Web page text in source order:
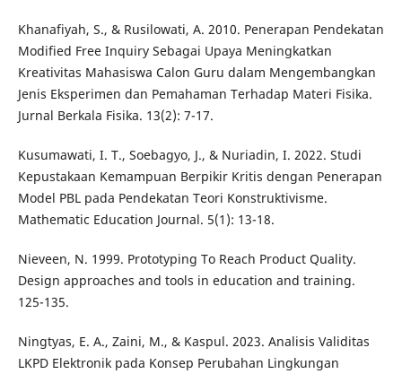
Khanafiyah, S., & Rusilowati, A. 2010. Penerapan Pendekatan
Modified Free Inquiry Sebagai Upaya Meningkatkan
Kreativitas Mahasiswa Calon Guru dalam Mengembangkan
Jenis Eksperimen dan Pemahaman Terhadap Materi Fisika.
Jurnal Berkala Fisika. 13(2): 7-17.
Kusumawati, I. T., Soebagyo, J., & Nuriadin, I. 2022. Studi
Kepustakaan Kemampuan Berpikir Kritis dengan Penerapan
Model PBL pada Pendekatan Teori Konstruktivisme.
Mathematic Education Journal. 5(1): 13-18.
Nieveen, N. 1999. Prototyping To Reach Product Quality.
Design approaches and tools in education and training.
125-135.
Ningtyas, E. A., Zaini, M., & Kaspul. 2023. Analisis Validitas
LKPD Elektronik pada Konsep Perubahan Lingkungan